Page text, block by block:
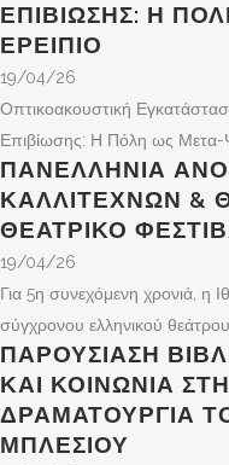
ΕΠΙΒΊΩΣΗΣ: Η
ΕΡΕΊΠΙΟ
19/04/26
Οπτικοακουστική
Επιβίωσης: Η Πόλη ως Μετα-
ΠΑΝΕΛΛΗΝΙΑ
ΚΑΛΛΙΤΕΧΝΩΝ &
ΘΕΑΤΡΙΚΟ
19/04/26
Για 5η συνεχόμενη χρονιά, η
σύγχρονου ελληνικού
ΠΑΡΟΥΣΊΑΣΗ
ΚΑΙ ΚΟΙΝΩΝΊΑ
ΔΡΑΜΑΤΟΥΡΓΊΑ
ΜΠΛΈΣΙΟΥ